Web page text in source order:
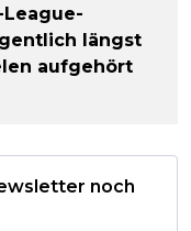
League-
längst
aufgehört
noch